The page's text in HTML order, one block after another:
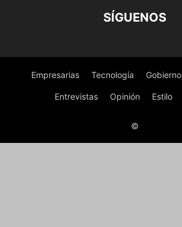
SÍGUENOS
Empresarias Tecnología Gobierno
Entrevistas Opinión Estilo
©